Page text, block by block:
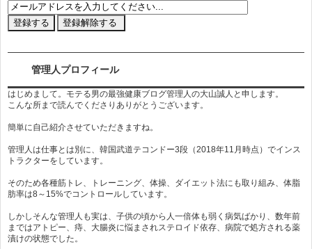
管理人プロフィール
はじめまして。モテる男の最強健康ブログ管理人の大山誠人と申します。
こんな所まで読んでくださりありがとうございます。
簡単に自己紹介させていただきますね。
管理人は仕事とは別に、韓国武道テコンドー3段（2018年11月時点）でインス
トラクターをしています。
そのため各種筋トレ、トレーニング、体操、ダイエット法にも取り組み、体脂
肪率は8～15%でコントロールしています。
しかしそんな管理人も実は、子供の頃から人一倍体も弱く病気ばかり、数年前
まではアトピー、痔、大腸炎に悩まされステロイド依存、病院で処方される薬
漬けの状態でした。